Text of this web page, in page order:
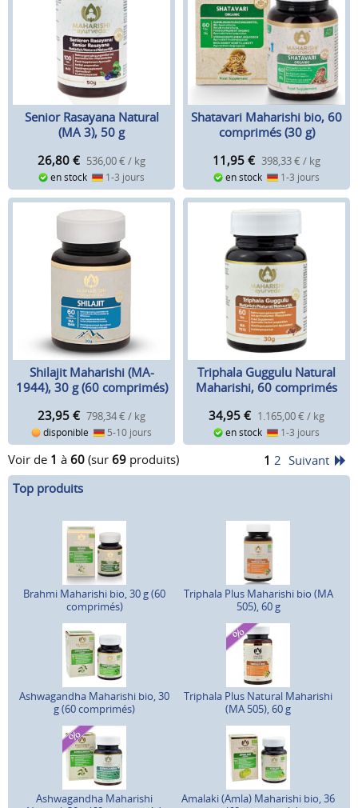
Senior Rasayana Natural
(MA 3), 50 g
26,80 € 536,00 € / kg
en stock 1-3 jours
Shatavari Maharishi bio, 60
comprimés (30 g)
11,95 € 398,33 € / kg
en stock 1-3 jours
Shilajit Maharishi (MA-
1944), 30 g (60 comprimés)
23,95 € 798,34 € / kg
disponible 5-10 jours
Triphala Guggulu Natural
Maharishi, 60 comprimés
34,95 € 1.165,00 € / kg
en stock 1-3 jours
Voir de 1 à 60 (sur 69 produits) 1 2 Suivant
Top produits
Brahmi Maharishi bio, 30 g (60
comprimés)
Triphala Plus Maharishi bio (MA
505), 60 g
Ashwagandha Maharishi bio, 30
g (60 comprimés)
Triphala Plus Natural Maharishi
(MA 505), 60 g
Ashwagandha Maharishi
Amalaki (Amla) Maharishi bio, 36